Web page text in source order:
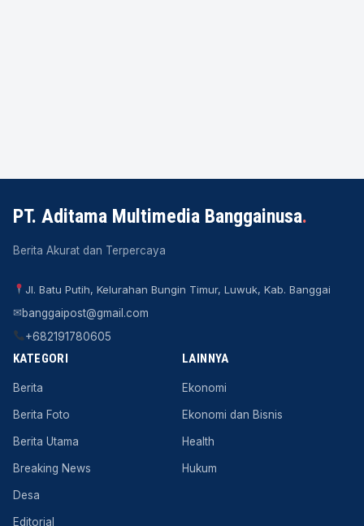
PT. Aditama Multimedia Banggainusa.
Berita Akurat dan Terpercaya
Jl. Batu Putih, Kelurahan Bungin Timur, Luwuk, Kab. Banggai
✉banggaipost@gmail.com
+682191780605
KATEGORI
Berita
Berita Foto
Berita Utama
Breaking News
Desa
Editorial
LAINNYA
Ekonomi
Ekonomi dan Bisnis
Health
Hukum